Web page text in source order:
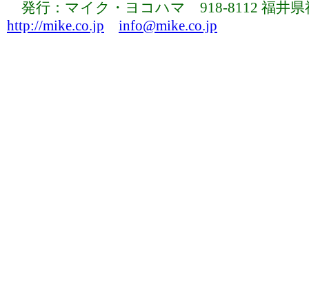
発行：マイク・ヨコハマ 918-8112 福井
http://mike.co.jp
info@mike.co.jp